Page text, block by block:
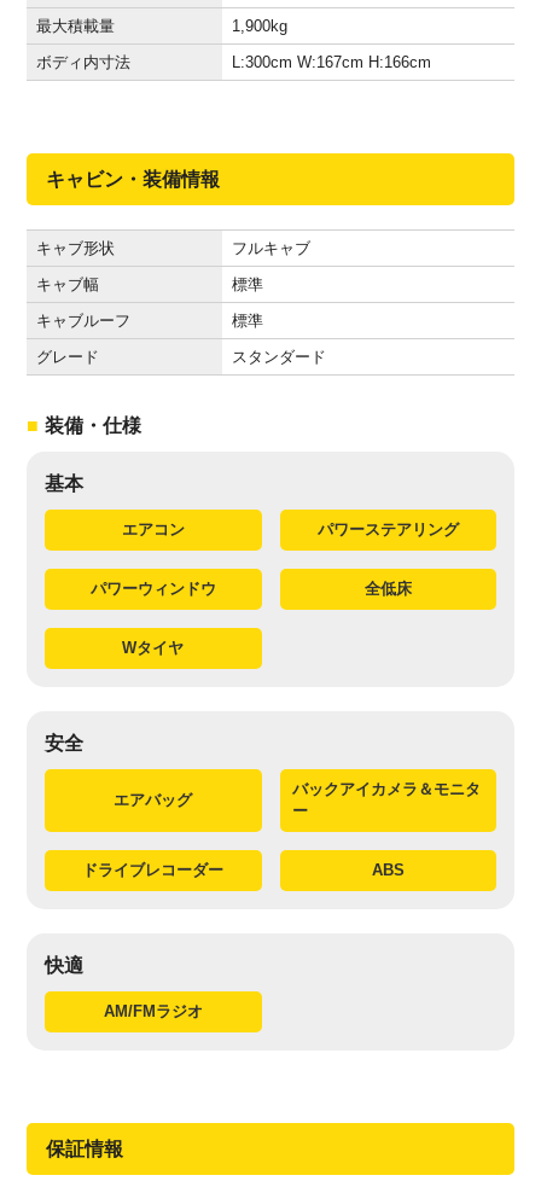
最大積載量
1,900kg
ボディ内寸法
L:300cm W:167cm H:166cm
キャビン・装備情報
キャブ形状
フルキャブ
キャブ幅
標準
キャブルーフ
標準
グレード
スタンダード
装備・仕様
基本
エアコン パワーステアリング
パワーウィンドウ 全低床
Wタイヤ
安全
エアバッグ
バックアイカメラ＆モニタ
ー
ドライブレコーダー ABS
快適
AM/FMラジオ
保証情報